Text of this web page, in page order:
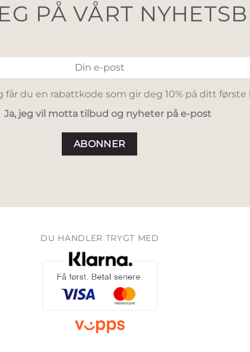
PÅ VÅRT
får du en rabattkode som gir deg 10% på ditt første
Ja, jeg vil motta tilbud og nyheter på e-post
DU HANDLER TRYGT MED